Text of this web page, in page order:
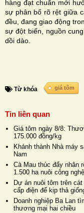
hàng đạt chuẩn mới
sự phân bố rõ rệt giữa
đều, đang giao động
sự đột biến, nguồn
dồi dào.
Từ khóa giá tôm
Tin liên quan
Giá tôm ngày 8/8:
175.000 đồng/kg
Khánh thành Nhà máy
Nam
Cà Mau thúc đẩy nhân
1.500 ha nuôi công
Dự án nuôi tôm trên
cấp điện để kịp thả
Doanh nghiệp Ba Lan
thương mại hai chiều